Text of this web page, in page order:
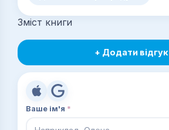
Зміст книги
+ Додати відгук
Ваше ім'я *